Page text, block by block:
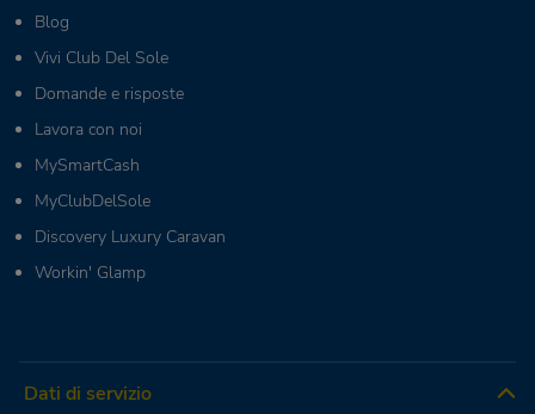
Blog
Vivi Club Del Sole
Domande e risposte
Lavora con noi
MySmartCash
MyClubDelSole
Discovery Luxury Caravan
Workin' Glamp
Dati di servizio